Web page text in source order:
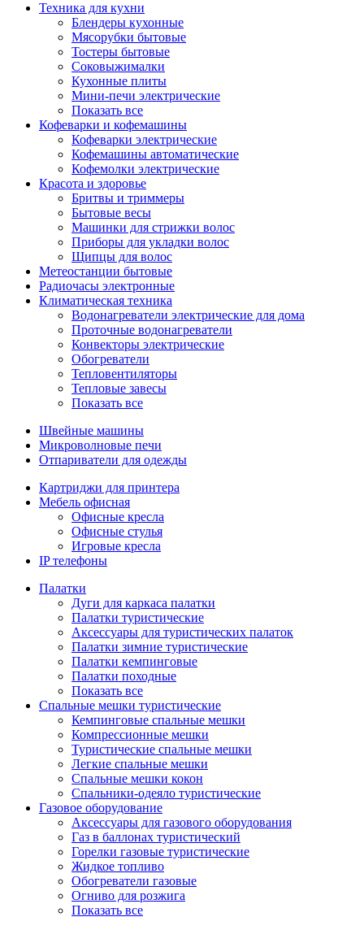
Техника для кухни
Блендеры кухонные
Мясорубки бытовые
Тостеры бытовые
Соковыжималки
Кухонные плиты
Мини-печи электрические
Показать все
Кофеварки и кофемашины
Кофеварки электрические
Кофемашины автоматические
Кофемолки электрические
Красота и здоровье
Бритвы и триммеры
Бытовые весы
Машинки для стрижки волос
Приборы для укладки волос
Щипцы для волос
Метеостанции бытовые
Радиочасы электронные
Климатическая техника
Водонагреватели электрические для дома
Проточные водонагреватели
Конвекторы электрические
Обогреватели
Тепловентиляторы
Тепловые завесы
Показать все
Швейные машины
Микроволновые печи
Отпариватели для одежды
Картриджи для принтера
Мебель офисная
Офисные кресла
Офисные стулья
Игровые кресла
IP телефоны
Палатки
Дуги для каркаса палатки
Палатки туристические
Аксессуары для туристических палаток
Палатки зимние туристические
Палатки кемпинговые
Палатки походные
Показать все
Спальные мешки туристические
Кемпинговые спальные мешки
Компрессионные мешки
Туристические спальные мешки
Легкие спальные мешки
Спальные мешки кокон
Спальники-одеяло туристические
Газовое оборудование
Аксессуары для газового оборудования
Газ в баллонах туристический
Горелки газовые туристические
Жидкое топливо
Обогреватели газовые
Огниво для розжига
Показать все